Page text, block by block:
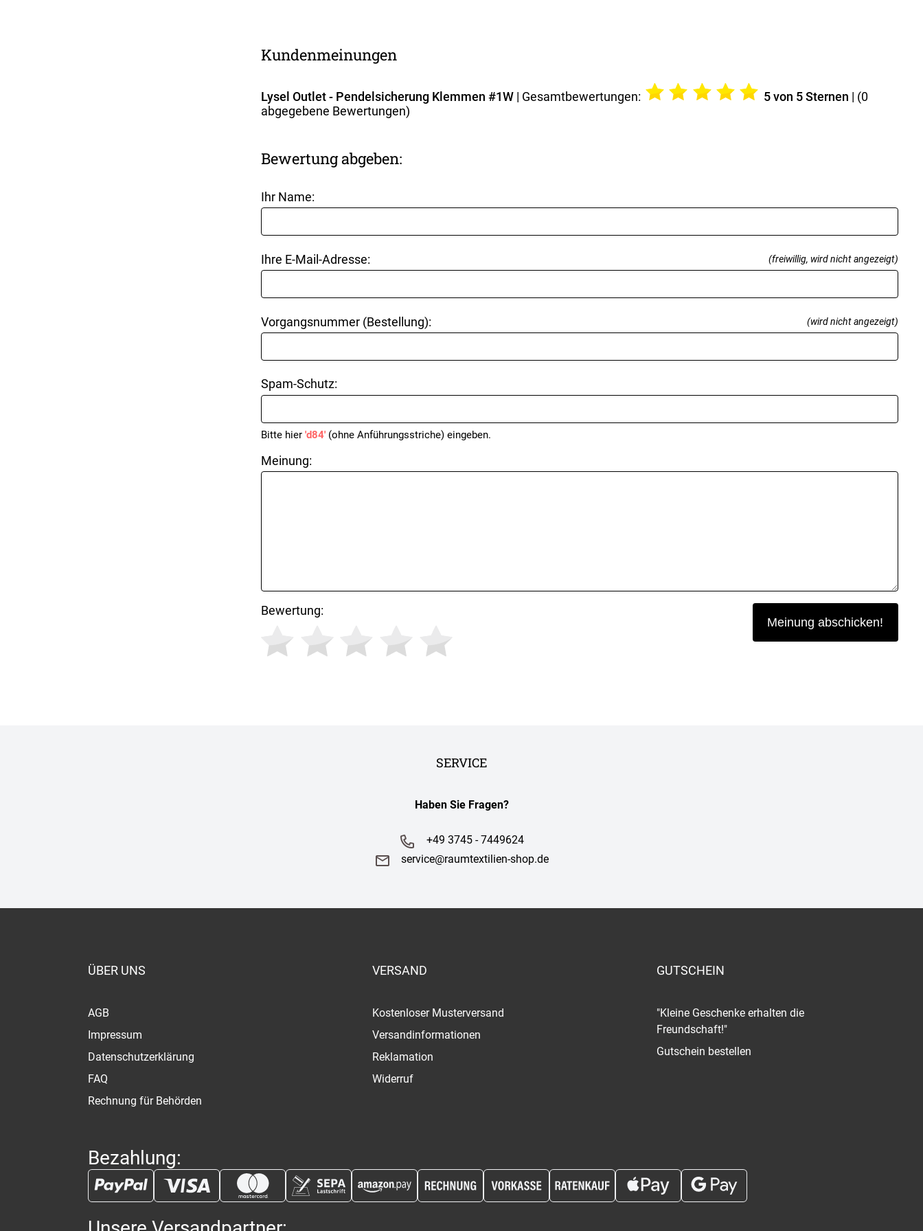
Kundenmeinungen
Lysel Outlet - Pendelsicherung Klemmen #1W| Gesamtbewertungen: 5von 5 Sternen | (0
abgegebene Bewertungen)
Bewertung abgeben:
Ihr Name:
Ihre E-Mail-Adresse: (freiwillig, wird nicht angezeigt)
Vorgangsnummer (Bestellung): (wird nicht angezeigt)
Spam-Schutz:
Bitte hier 'd84'(ohne Anführungsstriche) eingeben.
Meinung:
Bewertung:
SERVICE
Haben Sie Fragen?
+49 3745 - 7449624
service@raumtextilien-shop.de
ÜBER UNS
AGB
Impressum
Datenschutzerklärung
FAQ
Rechnung für Behörden
VERSAND
Kostenloser Musterversand
Versandinformationen
Reklamation
Widerruf
GUTSCHEIN
"Kleine Geschenke erhalten die
Freundschaft!"
Gutschein bestellen
Bezahlung: